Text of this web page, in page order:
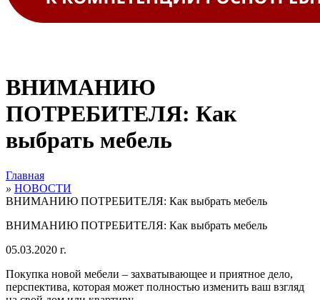
ВНИМАНИЮ
ПОТРЕБИТЕЛЯ: Как
выбрать мебель
Главная
» НОВОСТИ
ВНИМАНИЮ ПОТРЕБИТЕЛЯ: Как выбрать мебель
ВНИМАНИЮ ПОТРЕБИТЕЛЯ: Как выбрать мебель
05.03.2020 г.
Покупка новой мебели – захватывающее и приятное дело,
перспектива, которая может полностью изменить ваш взгляд